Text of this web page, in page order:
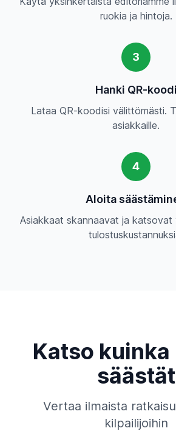
ruokia ja hintoja.
3
Hanki QR-koodi
Lataa QR-koodisi välittömästi.
asiakkaille.
4
Aloita
Asiakkaat skannaavat ja katsovat
Katso kuinka
säästät
Vertaa ilmaista
kilpailijoihin